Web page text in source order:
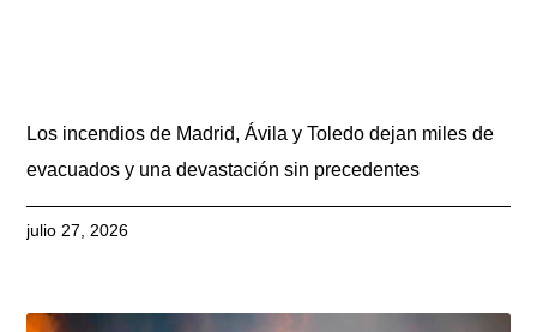
Los incendios de Madrid, Ávila y Toledo dejan miles de
evacuados y una devastación sin precedentes
julio 27, 2026